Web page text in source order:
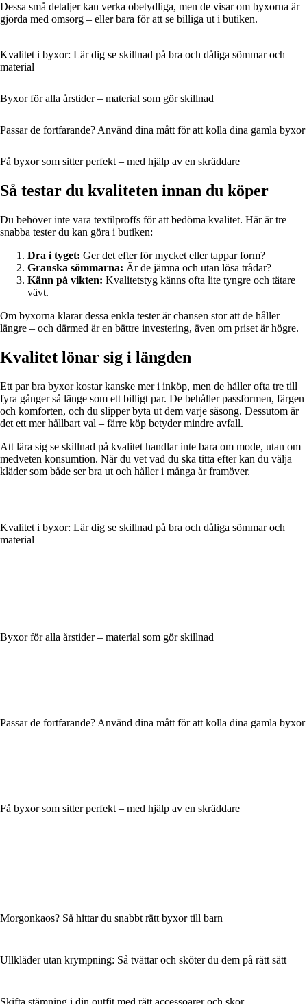
Dessa små detaljer kan verka obetydliga, men de visar om byxorna är
gjorda med omsorg – eller bara för att se billiga ut i butiken.
Kvalitet i byxor: Lär dig se skillnad på bra och dåliga sömmar och
material
Byxor för alla årstider – material som gör skillnad
Passar de fortfarande? Använd dina mått för att kolla dina gamla byxor
Få byxor som sitter perfekt – med hjälp av en skräddare
Så testar du kvaliteten innan du köper
Du behöver inte vara textilproffs för att bedöma kvalitet. Här är tre
snabba tester du kan göra i butiken:
Dra i tyget: Ger det efter för mycket eller tappar form?
Granska sömmarna: Är de jämna och utan lösa trådar?
Känn på vikten: Kvalitetstyg känns ofta lite tyngre och tätare
vävt.
Om byxorna klarar dessa enkla tester är chansen stor att de håller
längre – och därmed är en bättre investering, även om priset är högre.
Kvalitet lönar sig i längden
Ett par bra byxor kostar kanske mer i inköp, men de håller ofta tre till
fyra gånger så länge som ett billigt par. De behåller passformen, färgen
och komforten, och du slipper byta ut dem varje säsong. Dessutom är
det ett mer hållbart val – färre köp betyder mindre avfall.
Att lära sig se skillnad på kvalitet handlar inte bara om mode, utan om
medveten konsumtion. När du vet vad du ska titta efter kan du välja
kläder som både ser bra ut och håller i många år framöver.
Kvalitet i byxor: Lär dig se skillnad på bra och dåliga sömmar och
material
Byxor för alla årstider – material som gör skillnad
Passar de fortfarande? Använd dina mått för att kolla dina gamla byxor
Få byxor som sitter perfekt – med hjälp av en skräddare
Morgonkaos? Så hittar du snabbt rätt byxor till barn
Ullkläder utan krympning: Så tvättar och sköter du dem på rätt sätt
Skifta stämning i din outfit med rätt accessoarer och skor